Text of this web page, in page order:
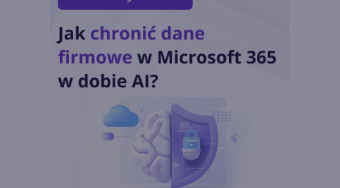
OpenAI tnie ceny
modeli GPT-5.6.
Odpowiedź na presję
Chin
chmury. Microsoft
ogłasza znakomite
wyniki i
superaplikację